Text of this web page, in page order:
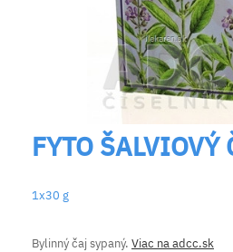
FYTO ŠALVIOVÝ
1x30 g
Bylinný čaj sypaný. Viac na adcc.sk